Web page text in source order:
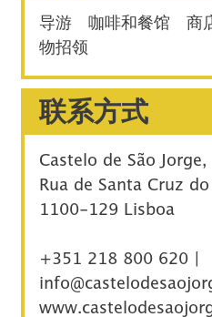
导游 咖啡和餐馆
物招领
联系方式
Castelo de São Jorge,
Rua de Santa Cruz
1100-129 Lisboa
+351 218 800 620 |